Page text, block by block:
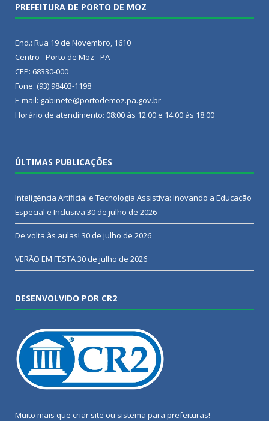
PREFEITURA DE PORTO DE MOZ
End.: Rua 19 de Novembro, 1610
Centro - Porto de Moz - PA
CEP: 68330-000
Fone: (93) 98403-1198
E-mail: gabinete@portodemoz.pa.gov.br
Horário de atendimento: 08:00 às 12:00 e 14:00 às 18:00
ÚLTIMAS PUBLICAÇÕES
Inteligência Artificial e Tecnologia Assistiva: Inovando a Educação
Especial e Inclusiva 30 de julho de 2026
De volta às aulas! 30 de julho de 2026
VERÃO EM FESTA30 de julho de 2026
DESENVOLVIDO POR CR2
Muito mais que criar site ou sistema para prefeituras!